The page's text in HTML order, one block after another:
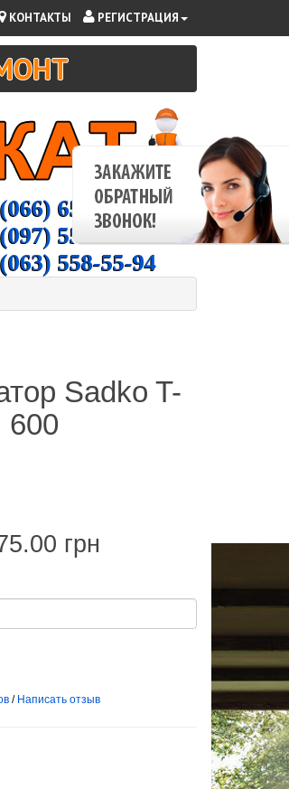
КОНТАКТЫ РЕГИСТРАЦИЯ
(066) 65-000-94
(097) 55-00-266
(063) 558-55-94
Sadko T-
600
грн
/ Написать отзыв